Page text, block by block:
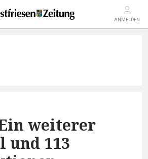
ANMELDEN
weiterer
und 113